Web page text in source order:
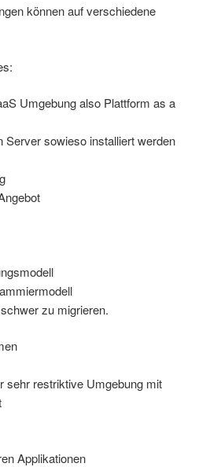
können auf verschiedene
Umgebung also Plattform as a
Server sowieso installiert werden
zu migrieren.
sehr restriktive Umgebung mit
Applikationen